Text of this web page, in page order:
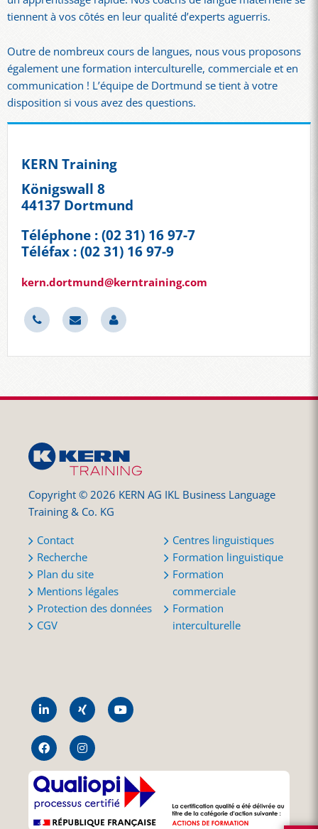
tiennent à vos côtés en leur qualité d’experts aguerris.
Outre de nombreux cours de langues, nous vous proposons
également une formation interculturelle, commerciale et en
communication ! L’équipe de Dortmund se tient à votre
disposition si vous avez des questions.
KERN Training
Königswall 8
44137 Dortmund
Téléphone : (02 31) 16 97-7
Téléfax : (02 31) 16 97-9
kern.dortmund@kerntraining.com
Copyright © 2026 KERN AG IKL Business Language
Training & Co. KG
Contact
Recherche
Plan du site
Mentions légales
Protection des données
CGV
Centres linguistiques
Formation linguistique
Formation
commerciale
Formation
interculturelle